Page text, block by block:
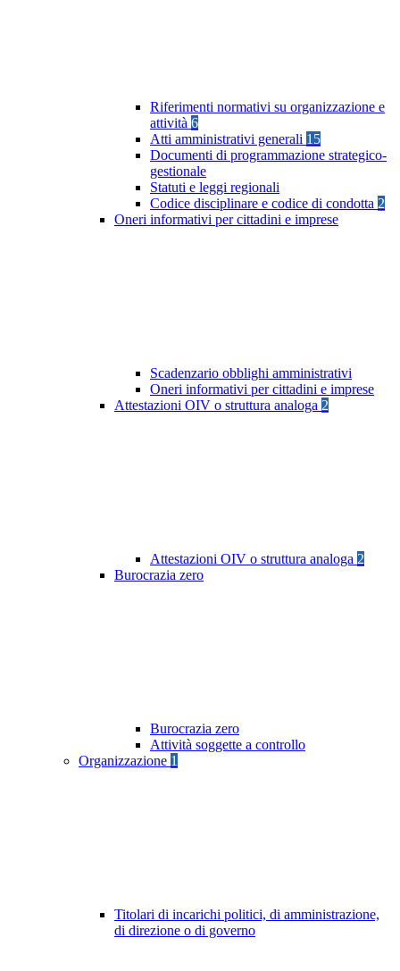
Riferimenti normativi su organizzazione e
attività 6
Atti amministrativi generali 15
Documenti di programmazione strategico-
gestionale
Statuti e leggi regionali
Codice disciplinare e codice di condotta 2
Oneri informativi per cittadini e imprese
Scadenzario obblighi amministrativi
Oneri informativi per cittadini e imprese
Attestazioni OIV o struttura analoga 2
Attestazioni OIV o struttura analoga 2
Burocrazia zero
Burocrazia zero
Attività soggette a controllo
Organizzazione 1
Titolari di incarichi politici, di amministrazione,
di direzione o di governo